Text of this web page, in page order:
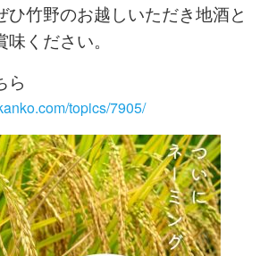
ひ竹野のお越しいただき地酒と
ください。
ら
topics/7905/